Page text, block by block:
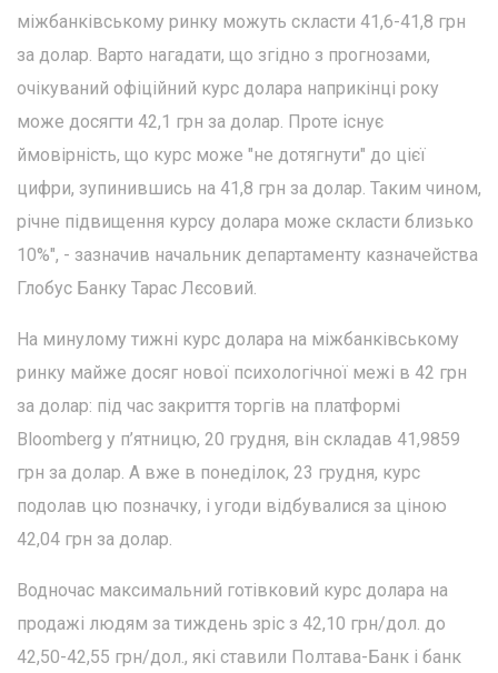
міжбанківському ринку можуть скласти 41,6-41,8 грн
за долар. Варто нагадати, що згідно з прогнозами,
очікуваний офіційний курс долара наприкінці року
може досягти 42,1 грн за долар. Проте існує
ймовірність, що курс може "не дотягнути" до цієї
цифри, зупинившись на 41,8 грн за долар. Таким чином,
річне підвищення курсу долара може скласти близько
10%", - зазначив начальник департаменту казначейства
Глобус Банку Тарас Лєсовий.
На минулому тижні курс долара на міжбанківському
ринку майже досяг нової психологічної межі в 42 грн
за долар: під час закриття торгів на платформі
Bloomberg у п’ятницю, 20 грудня, він складав 41,9859
грн за долар. А вже в понеділок, 23 грудня, курс
подолав цю позначку, і угоди відбувалися за ціною
42,04 грн за долар.
Водночас максимальний готівковий курс долара на
продажі людям за тиждень зріс з 42,10 грн/дол. до
42,50-42,55 грн/дол., які ставили Полтава-Банк і банк